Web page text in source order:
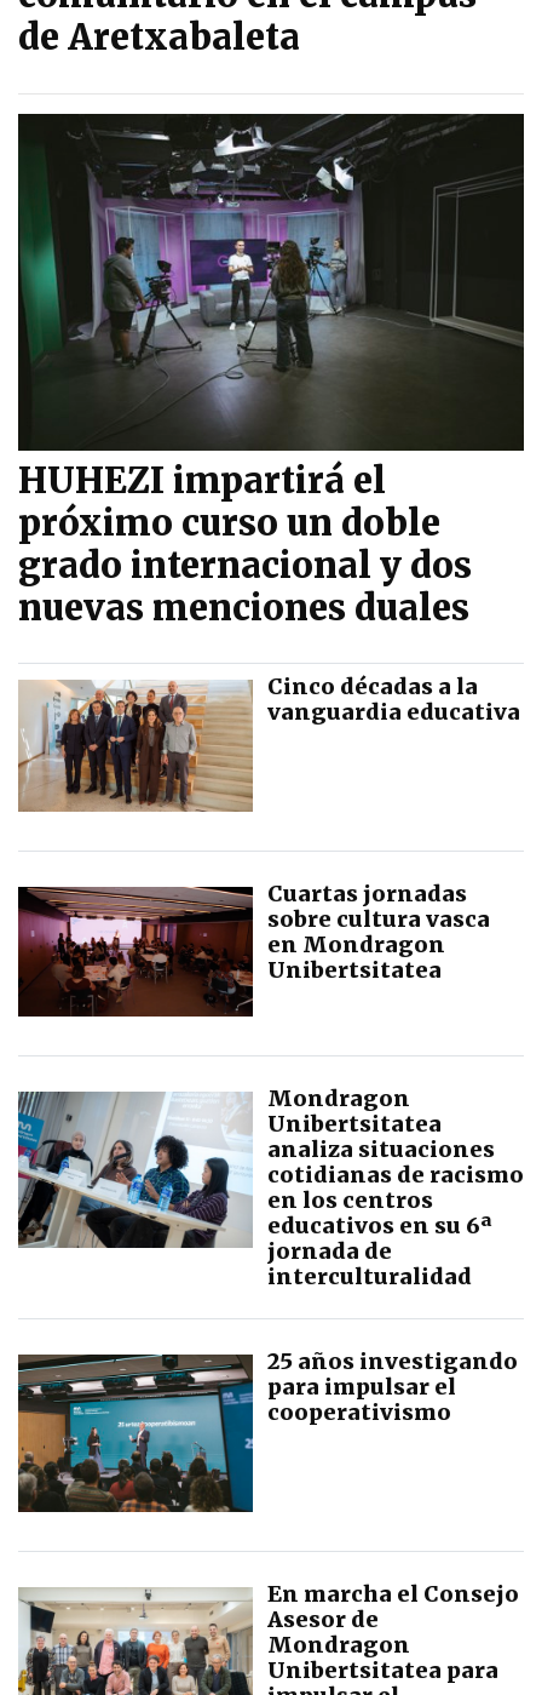
de Aretxabaleta
HUHEZI impartirá el
próximo curso un doble
grado internacional y dos
nuevas menciones duales
Cinco décadas a la
vanguardia educativa
Cuartas jornadas
sobre cultura vasca
en Mondragon
Unibertsitatea
Mondragon
Unibertsitatea
analiza situaciones
cotidianas de racismo
en los centros
educativos en su 6ª
jornada de
interculturalidad
25 años investigando
para impulsar el
cooperativismo
En marcha el Consejo
Asesor de
Mondragon
Unibertsitatea para